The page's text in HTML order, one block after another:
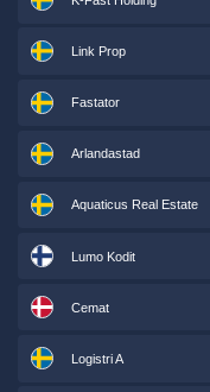
Link Prop
Fastator
Arlandastad
Aquaticus Real Estate
Lumo Kodit
Cemat
Logistri A